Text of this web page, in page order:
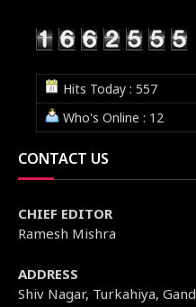
Hits Today : 557
Who's Online : 12
CONTACT US
CHIEF EDITOR
Ramesh Mishra
ADDRESS
Shiv Nagar, Turkahiya,